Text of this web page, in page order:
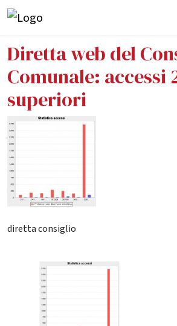
Diretta web del
Comunale: accessi
superiori
diretta consiglio